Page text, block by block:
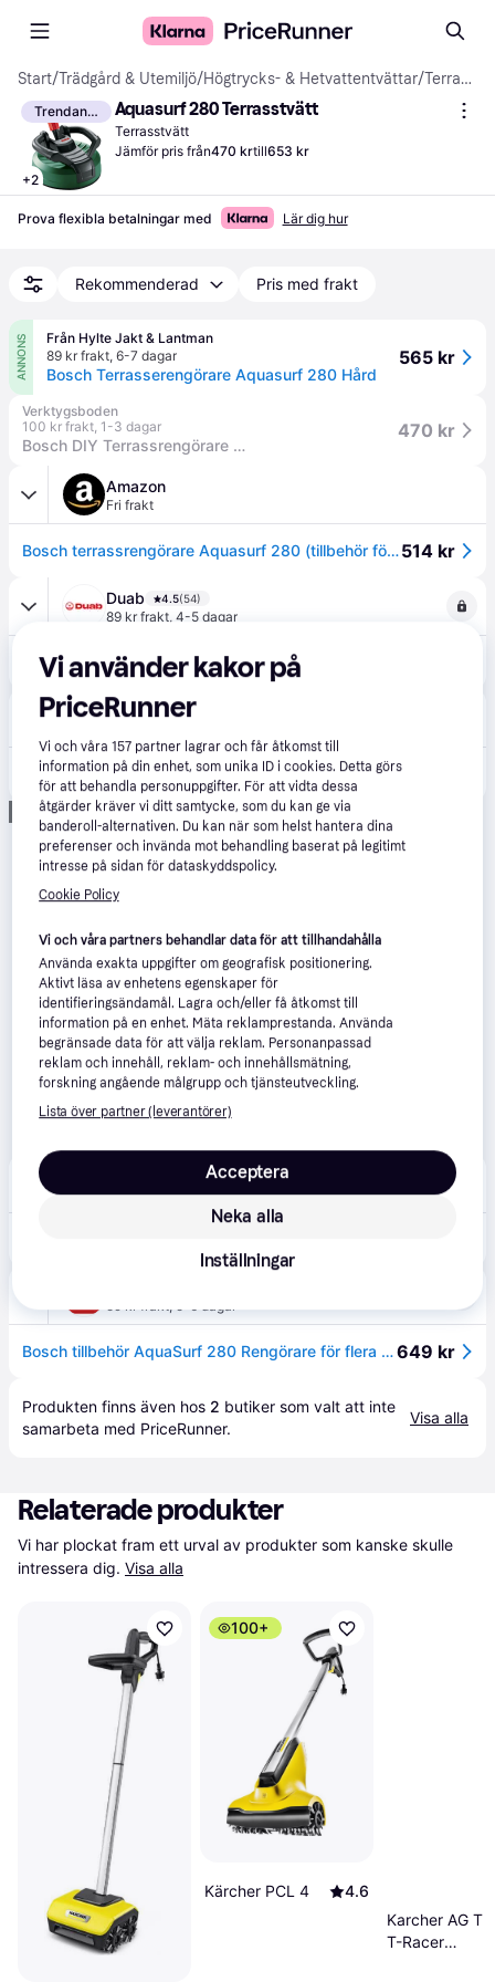
Start/Trädgård & Utemiljö/Högtrycks- & Hetvattentvättar/ Terrasstvättar
Trendande
+2
Aquasurf 280 Terrasstvätt
Terrasstvätt
Jämför pris från470 krtill653 kr
Prova flexibla betalningar med Lär dig hur
Rekommenderad Pris med frakt
ANNONS
Från Hylte Jakt & Lantman
89 kr frakt, 6-7 dagar
Bosch Terrasserengörare Aquasurf 280 Hård
565 kr
Verktygsboden
100 kr frakt, 1-3 dagar
Bosch DIY Terrassrengörare för Aquatak, AquaSurf 280
470 kr
Amazon
Fri frakt
Bosch terrassrengörare Aquasurf 280 (tillbehör för högtryckstvättar från Bosch)514 kr
Duab 4.5(54)
89 kr frakt, 4-5 dagar
Bosch Terrasserengörare Aquasurf 280 Hård
Hylte Jakt & Lantman
Bosch Terrasserengörare Aquasurf 280 Hård 565 kr
Annons
Proffsmagasinet 4.7(549)
59 kr frakt,1-2 dagar
59 kr frakt,5-6 dagar
Bosch tillbehör AquaSurf 280 Rengörare för flera ytor649 kr
Produkten finns även hos 2 butiker som valt att inte
samarbeta med PriceRunner.
Visa alla
Relaterade produkter
Vi har plockat fram ett urval av produkter som kanske skulle
intressera dig. Visa alla
100+
Kärcher PCL 4
4.6
Karcher AG T
T-Racer
Vi använder kakor på
PriceRunner
Vi och våra157 partner lagrar och får åtkomst till
information på din enhet, som unika ID i cookies. Detta görs
för att behandla personuppgifter. För att vidta dessa
åtgärder kräver vi ditt samtycke, som du kan ge via
banderoll-alternativen. Du kan när som helst hantera dina
preferenser och invända mot behandling baserat på legitimt
intresse på sidan för dataskyddspolicy.
Cookie Policy
Vi och våra partners behandlar data för att tillhandahålla
Använda exakta uppgifter om geografisk positionering.
Aktivt läsa av enhetens egenskaper för
identifieringsändamål. Lagra och/eller få åtkomst till
information på en enhet. Mäta reklamprestanda. Använda
begränsade data för att välja reklam. Personanpassad
reklam och innehåll, reklam- och innehållsmätning,
forskning angående målgrupp och tjänsteutveckling.
Lista över partner (leverantörer)
Neka alla
Acceptera
Inställningar